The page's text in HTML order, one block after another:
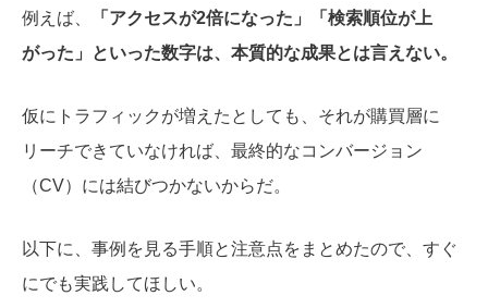
例えば、
「アクセスが2倍になった」「検索順位が上
がった」といった数字は、本質的な成果とは言えない。
仮にトラフィックが増えたとしても、それが購買層に
リーチできていなければ、最終的なコンバージョン
（CV）には結びつかないからだ。
以下に、事例を見る手順と注意点をまとめたので、すぐ
にでも実践してほしい。